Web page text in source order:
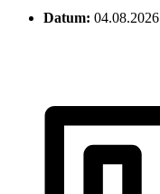
Datum: 04.08.2026